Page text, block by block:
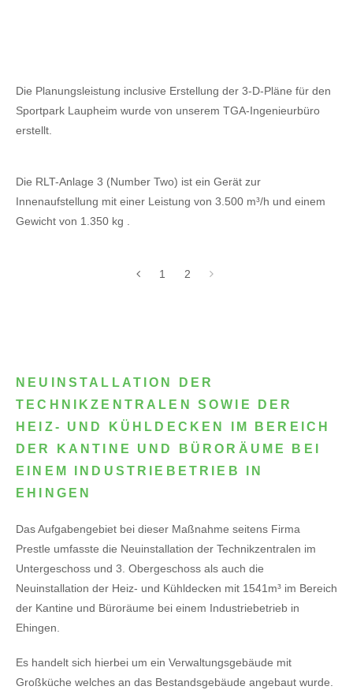
Die Planungsleistung inclusive Erstellung der 3-D-Pläne für den
Sportpark Laupheim wurde von unserem TGA-Ingenieurbüro
erstellt.
Die RLT-Anlage 3 (Number Two) ist ein Gerät zur
Innenaufstellung mit einer Leistung von 3.500 m³/h und einem
Gewicht von 1.350 kg .
1 2
NEUINSTALLATION DER
TECHNIKZENTRALEN SOWIE DER
HEIZ- UND KÜHLDECKEN IM BEREICH
DER KANTINE UND BÜRORÄUME BEI
EINEM INDUSTRIEBETRIEB IN
EHINGEN
Das Aufgabengebiet bei dieser Maßnahme seitens Firma
Prestle umfasste die Neuinstallation der Technikzentralen im
Untergeschoss und 3. Obergeschoss als auch die
Neuinstallation der Heiz- und Kühldecken mit 1541m³ im Bereich
der Kantine und Büroräume bei einem Industriebetrieb in
Ehingen.
Es handelt sich hierbei um ein Verwaltungsgebäude mit
Großküche welches an das Bestandsgebäude angebaut wurde.